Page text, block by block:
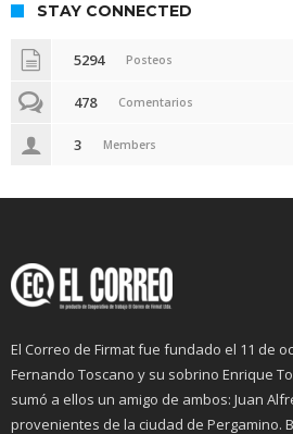
STAY CONNECTED
5294 Posteos
478 Comentarios
3 Members
El Correo de Firmat fue fundado el 11 de
Fernando Toscano y su sobrino Enrique
sumó a ellos un amigo de ambos: Juan
provenientes de la ciudad de Pergamino.